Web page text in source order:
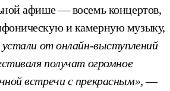
афише — восемь концертов,
и камерную музыку,
устали от онлайн-выступлений
получат огромное
встречи с прекрасным»,—